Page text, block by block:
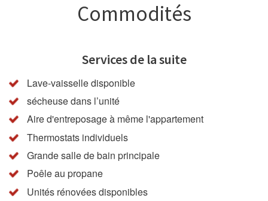
Commodités
Services de la suite
Lave-vaisselle disponible
sécheuse dans l’unité
Aire d'entreposage à même l'appartement
Thermostats individuels
Grande salle de bain principale
Poêle au propane
Unités rénovées disponibles